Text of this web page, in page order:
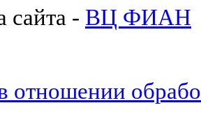
сайта - ВЦ ФИАН
отношении